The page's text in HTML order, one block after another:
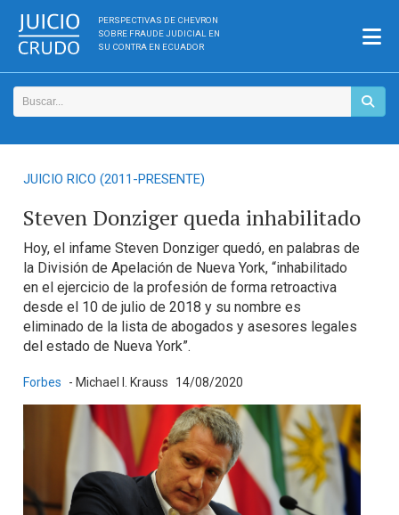
PERSPECTIVAS DE CHEVRON
SOBRE FRAUDE JUDICIAL EN
SU CONTRA EN ECUADOR
JUICIO RICO (2011-PRESENTE)
Steven Donziger queda inhabilitado
Hoy, el infame Steven Donziger quedó, en palabras de
la División de Apelación de Nueva York, “inhabilitado
en el ejercicio de la profesión de forma retroactiva
desde el 10 de julio de 2018 y su nombre es
eliminado de la lista de abogados y asesores legales
del estado de Nueva York”.
Forbes - Michael I. Krauss 14/08/2020